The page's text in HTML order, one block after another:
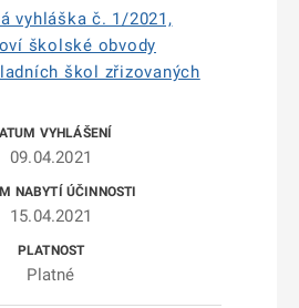
vyhláška č. 1/2021,
školské obvody
škol zřizovaných
09.04.2021
15.04.2021
Platné